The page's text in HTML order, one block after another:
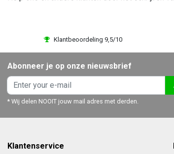
Klantbeoordeling 9,5/10
Abonneer je op onze nieuwsbrief
* Wij delen NOOIT jouw mail adres met derden.
Klantenservice